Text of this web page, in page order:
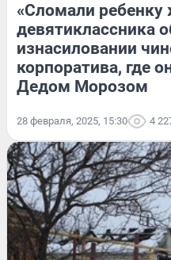
«Сломали ребенку
девятиклассника
изнасиловании
корпоратива, где
Дедом Морозом
28 февраля, 2025, 15:30 4